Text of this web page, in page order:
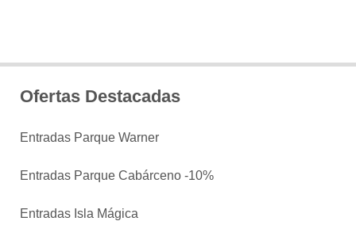
Ofertas Destacadas
Entradas Parque Warner
Entradas Parque Cabárceno -10%
Entradas Isla Mágica